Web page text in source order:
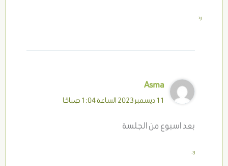
رد
Asma
11 ديسمبر 2023 الساعة 1:04 صباحًا
بعد اسبوع من الجلسة
رد